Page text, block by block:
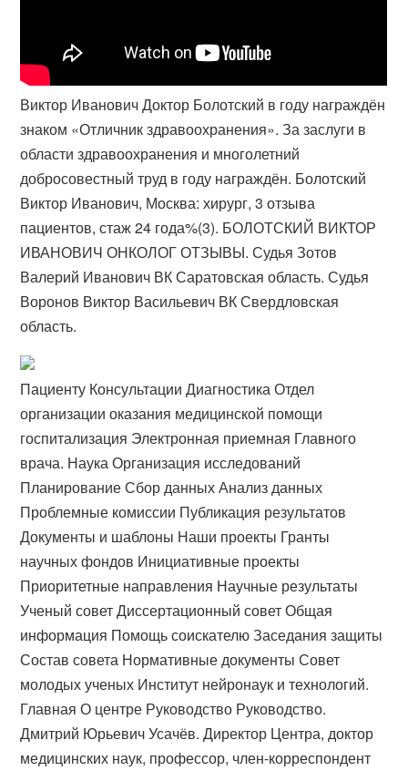
Виктор Иванович Доктор Болотский в году награждён
знаком «Отличник здравоохранения». За заслуги в
области здравоохранения и многолетний
добросовестный труд в году награждён. Болотский
Виктор Иванович, Москва: хирург, 3 отзыва
пациентов, стаж 24 года%(3). БОЛОТСКИЙ ВИКТОР
ИВАНОВИЧ ОНКОЛОГ ОТЗЫВЫ. Судья Зотов
Валерий Иванович ВК Саратовская область. Судья
Воронов Виктор Васильевич ВК Свердловская
область.
Пациенту Консультации Диагностика Отдел
организации оказания медицинской помощи
госпитализация Электронная приемная Главного
врача. Наука Организация исследований
Планирование Сбор данных Анализ данных
Проблемные комиссии Публикация результатов
Документы и шаблоны Наши проекты Гранты
научных фондов Инициативные проекты
Приоритетные направления Научные результаты
Ученый совет Диссертационный совет Общая
информация Помощь соискателю Заседания защиты
Состав совета Нормативные документы Совет
молодых ученых Институт нейронаук и технологий.
Главная О центре Руководство Руководство.
Дмитрий Юрьевич Усачёв. Директор Центра, доктор
медицинских наук, профессор, член-корреспондент